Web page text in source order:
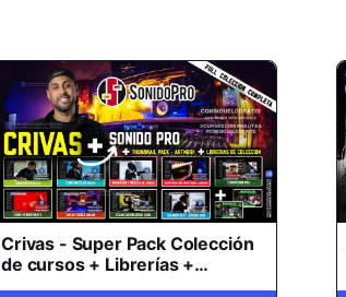
Crivas - Super Pack Colección
de cursos + Librerías +